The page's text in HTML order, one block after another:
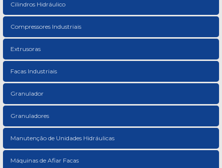
Cilindros Hidráulico
Compressores Industriais
Extrusoras
Facas Industriais
Granulador
Granuladores
Manutenção de Unidades Hidráulicas
Máquinas de Afiar Facas